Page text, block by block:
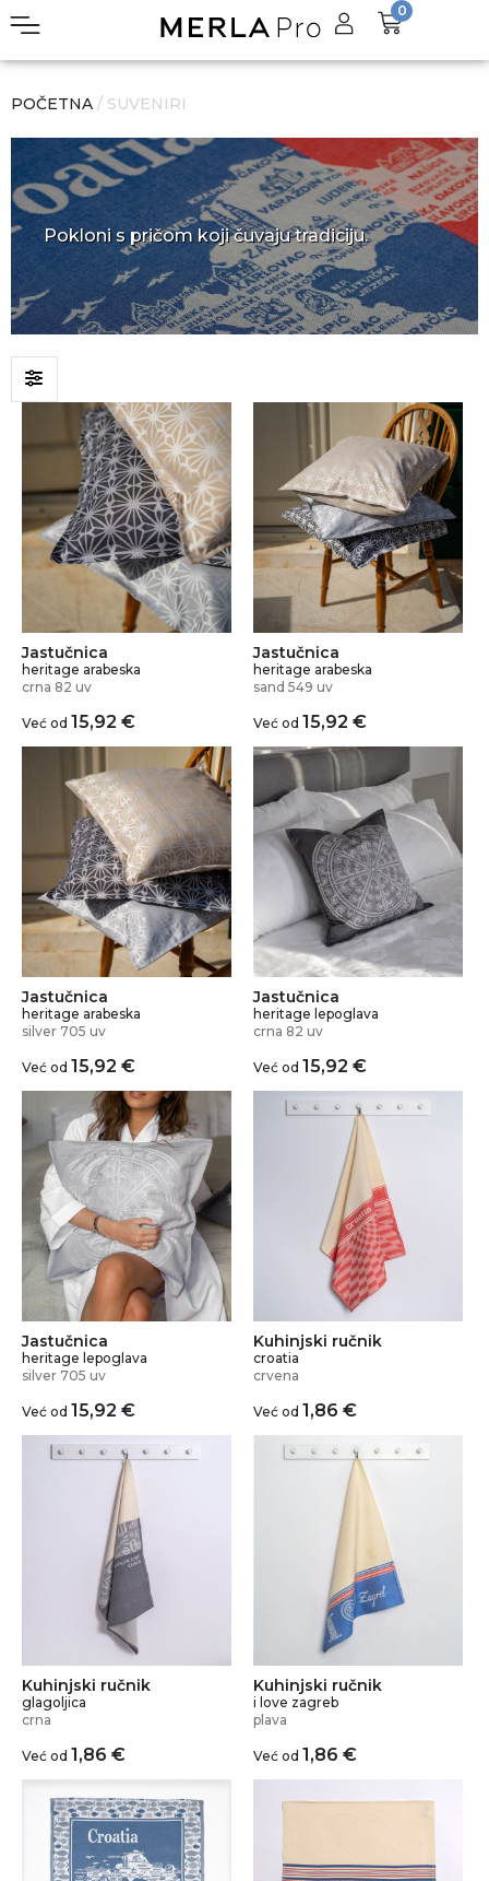
0
POČETNA / SUVENIRI
Pokloni s pričom koji čuvaju tradiciju.
Jastučnica
heritage arabeska
crna 82 uv
Već od 15,92 €
Jastučnica
heritage arabeska
sand 549 uv
Već od 15,92 €
Jastučnica
heritage arabeska
silver 705 uv
Već od 15,92 €
Jastučnica
heritage lepoglava
crna 82 uv
Već od 15,92 €
Jastučnica
heritage lepoglava
silver 705 uv
Već od 15,92 €
Kuhinjski ručnik
croatia
crvena
Već od 1,86 €
Kuhinjski ručnik
glagoljica
crna
Već od 1,86 €
Kuhinjski ručnik
i love zagreb
plava
Već od 1,86 €